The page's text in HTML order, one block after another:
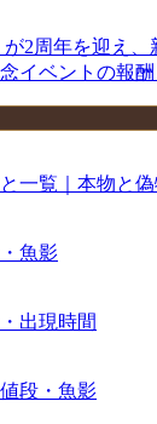
が2周年を迎え
イベントの報酬
一覧｜本物と
魚影
出現時間
段・魚影